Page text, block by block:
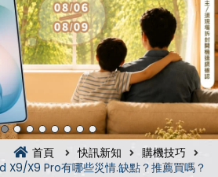
首頁 快訊新知
購機技巧
X9/X9 Pro有哪些災情.缺點？推薦買嗎？